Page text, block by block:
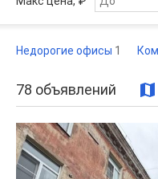
Недорогие офисы 1
78 объявлений